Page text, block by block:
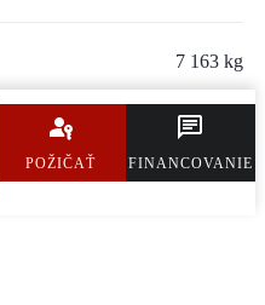
7 163 kg
4 880 / 2 290 / 2 930 mm
POŽIČAŤ FINANCOVANIE